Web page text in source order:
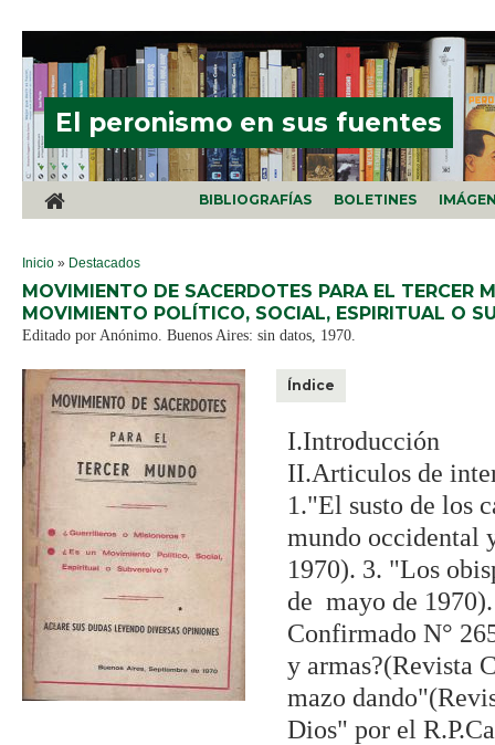
El peronismo en sus fuentes
BIBLIOGRAFÍAS BOLETINES
SE ENCUENTRA USTED AQUÍ
Inicio » Destacados
MOVIMIENTO DE SACERDOTES PARA EL TERCER
MOVIMIENTO POLÍTICO, SOCIAL, ESPIRITUAL O
Editado por Anónimo. Buenos Aires: sin datos, 1970.
Índice
I.Introducción
II.Articulos de
1."El susto de los
mundo occidental
1970). 3. "Los
de mayo de
Confirmado N°
y armas?(Revista
mazo
Dios" por el